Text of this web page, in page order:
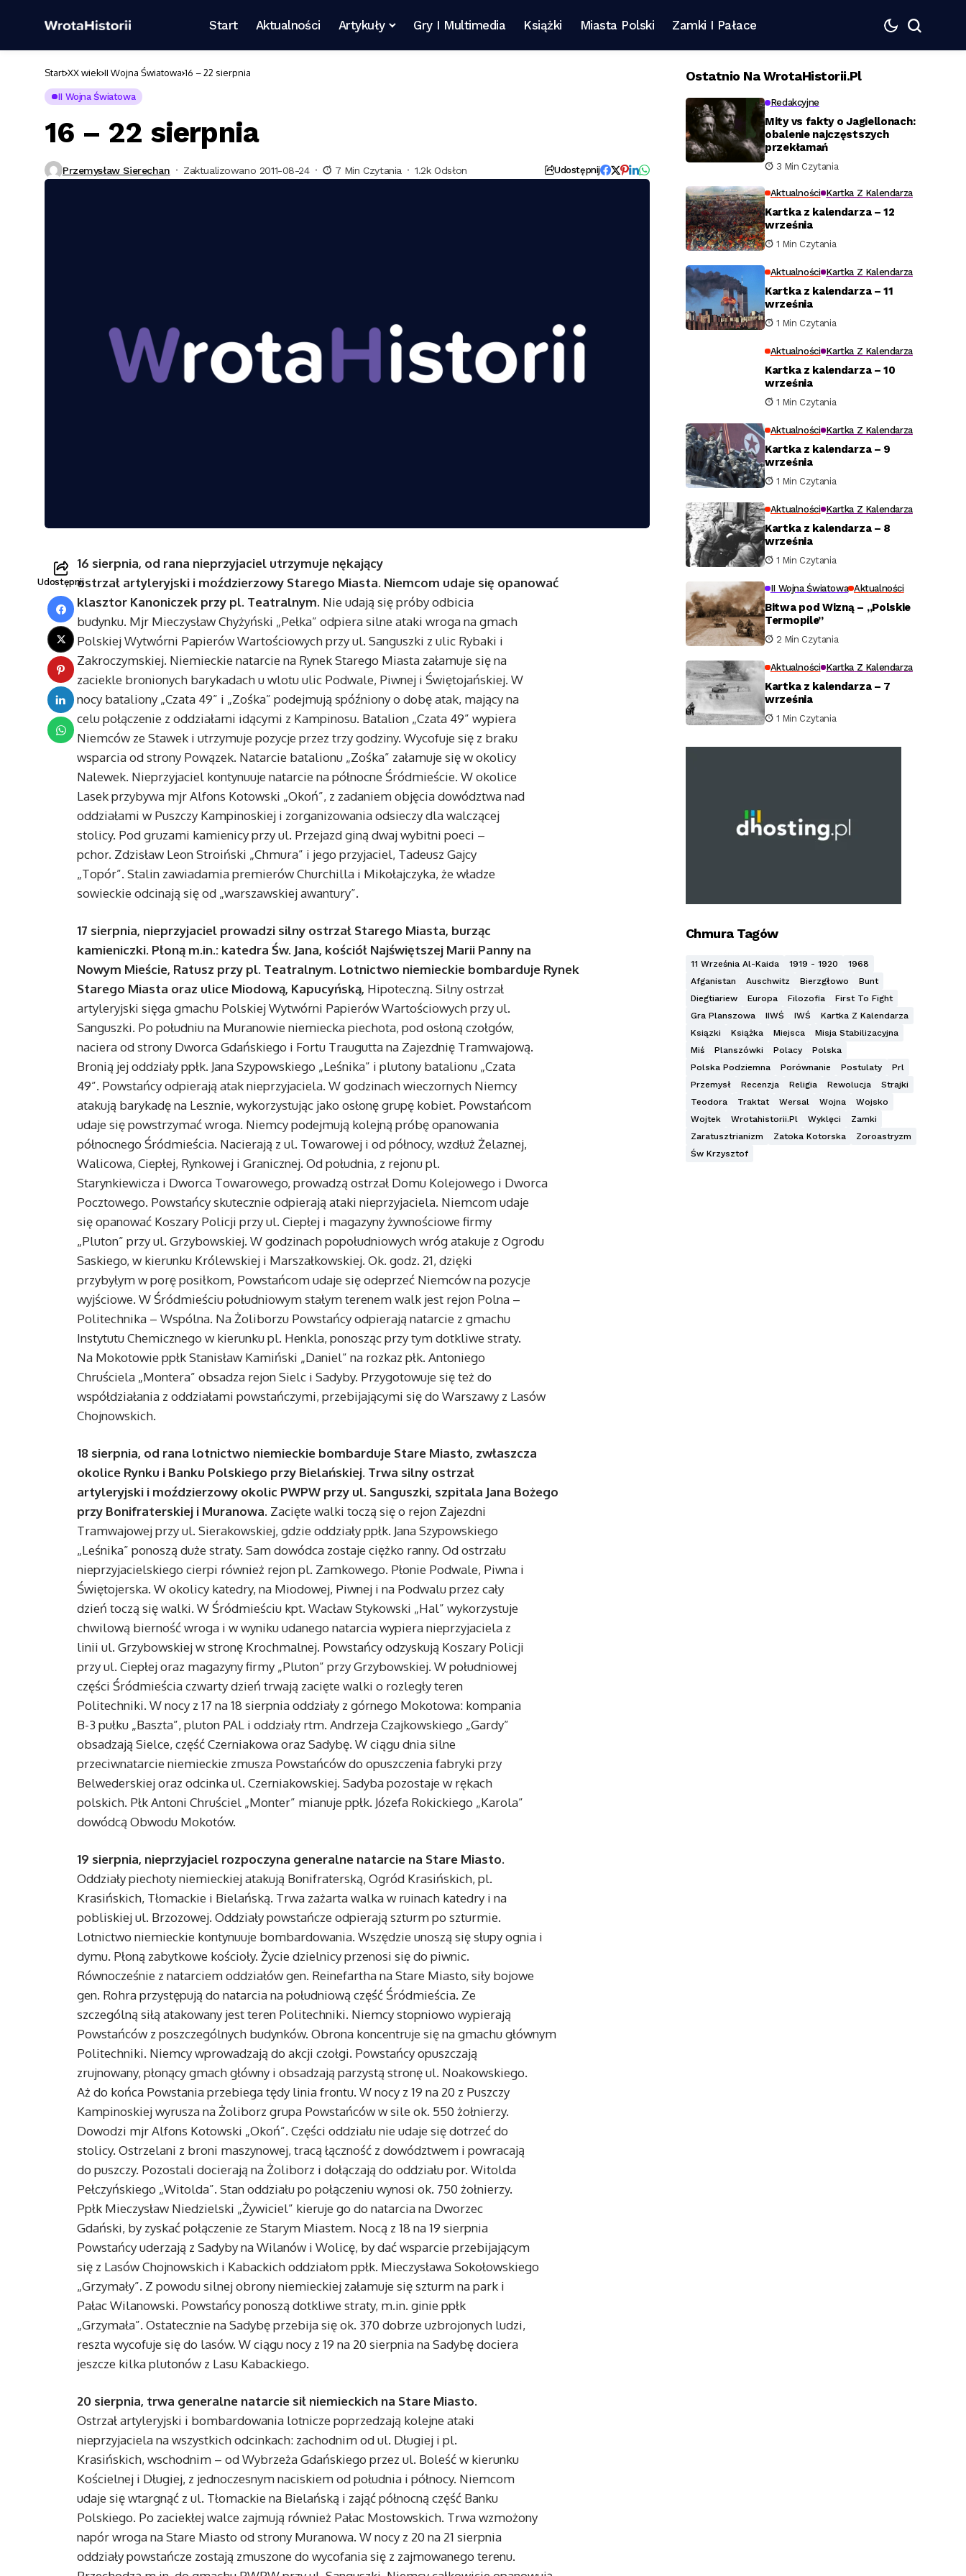
Start Aktualności Artykuły Gry I Multimedia Książki Miasta Polski Zamki I Pałace
Start XX wiek II Wojna Światowa 16 – 22 sierpnia
II Wojna Światowa
16 – 22 sierpnia
Przemysław Sierechan Zaktualizowano 2011-08-24 7 Min Czytania 1.2k Odsłon Udostępnij
Udostępnij
16 sierpnia, od rana nieprzyjaciel utrzymuje nękający
ostrzał artyleryjski i moździerzowy Starego Miasta. Niemcom udaje się opanować
klasztor Kanoniczek przy pl. Teatralnym. Nie udają się próby odbicia
budynku. Mjr Mieczysław Chyżyński „Pełka” odpiera silne ataki wroga na gmach
Polskiej Wytwórni Papierów Wartościowych przy ul. Sanguszki z ulic Rybaki i
Zakroczymskiej. Niemieckie natarcie na Rynek Starego Miasta załamuje się na
zaciekle bronionych barykadach u wlotu ulic Podwale, Piwnej i Świętojańskiej. W
nocy bataliony „Czata 49” i „Zośka” podejmują spóźniony o dobę atak, mający na
celu połączenie z oddziałami idącymi z Kampinosu. Batalion „Czata 49” wypiera
Niemców ze Stawek i utrzymuje pozycje przez trzy godziny. Wycofuje się z braku
wsparcia od strony Powązek. Natarcie batalionu „Zośka” załamuje się w okolicy
Nalewek. Nieprzyjaciel kontynuuje natarcie na północne Śródmieście. W okolice
Lasek przybywa mjr Alfons Kotowski „Okoń”, z zadaniem objęcia dowództwa nad
oddziałami w Puszczy Kampinoskiej i zorganizowania odsieczy dla walczącej
stolicy. Pod gruzami kamienicy przy ul. Przejazd giną dwaj wybitni poeci –
pchor. Zdzisław Leon Stroiński „Chmura” i jego przyjaciel, Tadeusz Gajcy
„Topór”. Stalin zawiadamia premierów Churchilla i Mikołajczyka, że władze
sowieckie odcinają się od „warszawskiej awantury”.
17 sierpnia, nieprzyjaciel prowadzi silny ostrzał Starego Miasta, burząc
kamieniczki. Płoną m.in.: katedra Św. Jana, kościół Najświętszej Marii Panny na
Nowym Mieście, Ratusz przy pl. Teatralnym. Lotnictwo niemieckie bombarduje Rynek
Starego Miasta oraz ulice Miodową, Kapucyńską, Hipoteczną. Silny ostrzał
artyleryjski sięga gmachu Polskiej Wytwórni Papierów Wartościowych przy ul.
Sanguszki. Po południu na Muranowie niemiecka piechota, pod osłoną czołgów,
naciera od strony Dworca Gdańskiego i Fortu Traugutta na Zajezdnię Tramwajową.
Bronią jej oddziały ppłk. Jana Szypowskiego „Leśnika” i plutony batalionu „Czata
49”. Powstańcy odpierają atak nieprzyjaciela. W godzinach wieczornych Niemcy
atakują barykadę na Lesznie, wykorzystując jako osłonę grupę kobiet. Powstańcom
udaje się powstrzymać wroga. Niemcy podejmują kolejną próbę opanowania
północnego Śródmieścia. Nacierają z ul. Towarowej i od północy, wzdłuż Żelaznej,
Walicowa, Ciepłej, Rynkowej i Granicznej. Od południa, z rejonu pl.
Starynkiewicza i Dworca Towarowego, prowadzą ostrzał Domu Kolejowego i Dworca
Pocztowego. Powstańcy skutecznie odpierają ataki nieprzyjaciela. Niemcom udaje
się opanować Koszary Policji przy ul. Ciepłej i magazyny żywnościowe firmy
„Pluton” przy ul. Grzybowskiej. W godzinach popołudniowych wróg atakuje z Ogrodu
Saskiego, w kierunku Królewskiej i Marszałkowskiej. Ok. godz. 21, dzięki
przybyłym w porę posiłkom, Powstańcom udaje się odeprzeć Niemców na pozycje
wyjściowe. W Śródmieściu południowym stałym terenem walk jest rejon Polna –
Politechnika – Wspólna. Na Żoliborzu Powstańcy odpierają natarcie z gmachu
Instytutu Chemicznego w kierunku pl. Henkla, ponosząc przy tym dotkliwe straty.
Na Mokotowie ppłk Stanisław Kamiński „Daniel” na rozkaz płk. Antoniego
Chruściela „Montera” obsadza rejon Sielc i Sadyby. Przygotowuje się też do
współdziałania z oddziałami powstańczymi, przebijającymi się do Warszawy z Lasów
Chojnowskich.
18 sierpnia, od rana lotnictwo niemieckie bombarduje Stare Miasto, zwłaszcza
okolice Rynku i Banku Polskiego przy Bielańskiej. Trwa silny ostrzał
artyleryjski i moździerzowy okolic PWPW przy ul. Sanguszki, szpitala Jana Bożego
przy Bonifraterskiej i Muranowa. Zacięte walki toczą się o rejon Zajezdni
Tramwajowej przy ul. Sierakowskiej, gdzie oddziały ppłk. Jana Szypowskiego
„Leśnika” ponoszą duże straty. Sam dowódca zostaje ciężko ranny. Od ostrzału
nieprzyjacielskiego cierpi również rejon pl. Zamkowego. Płonie Podwale, Piwna i
Świętojerska. W okolicy katedry, na Miodowej, Piwnej i na Podwalu przez cały
dzień toczą się walki. W Śródmieściu kpt. Wacław Stykowski „Hal” wykorzystuje
chwilową bierność wroga i w wyniku udanego natarcia wypiera nieprzyjaciela z
linii ul. Grzybowskiej w stronę Krochmalnej. Powstańcy odzyskują Koszary Policji
przy ul. Ciepłej oraz magazyny firmy „Pluton” przy Grzybowskiej. W południowej
części Śródmieścia czwarty dzień trwają zacięte walki o rozległy teren
Politechniki. W nocy z 17 na 18 sierpnia oddziały z górnego Mokotowa: kompania
B-3 pułku „Baszta”, pluton PAL i oddziały rtm. Andrzeja Czajkowskiego „Gardy”
obsadzają Sielce, część Czerniakowa oraz Sadybę. W ciągu dnia silne
przeciwnatarcie niemieckie zmusza Powstańców do opuszczenia fabryki przy
Belwederskiej oraz odcinka ul. Czerniakowskiej. Sadyba pozostaje w rękach
polskich. Płk Antoni Chruściel „Monter” mianuje ppłk. Józefa Rokickiego „Karola”
dowódcą Obwodu Mokotów.
19 sierpnia, nieprzyjaciel rozpoczyna generalne natarcie na Stare Miasto.
Oddziały piechoty niemieckiej atakują Bonifraterską, Ogród Krasińskich, pl.
Krasińskich, Tłomackie i Bielańską. Trwa zażarta walka w ruinach katedry i na
pobliskiej ul. Brzozowej. Oddziały powstańcze odpierają szturm po szturmie.
Lotnictwo niemieckie kontynuuje bombardowania. Wszędzie unoszą się słupy ognia i
dymu. Płoną zabytkowe kościoły. Życie dzielnicy przenosi się do piwnic.
Równocześnie z natarciem oddziałów gen. Reinefartha na Stare Miasto, siły bojowe
gen. Rohra przystępują do natarcia na południową część Śródmieścia. Ze
szczególną siłą atakowany jest teren Politechniki. Niemcy stopniowo wypierają
Powstańców z poszczególnych budynków. Obrona koncentruje się na gmachu głównym
Politechniki. Niemcy wprowadzają do akcji czołgi. Powstańcy opuszczają
zrujnowany, płonący gmach główny i obsadzają parzystą stronę ul. Noakowskiego.
Aż do końca Powstania przebiega tędy linia frontu. W nocy z 19 na 20 z Puszczy
Kampinoskiej wyrusza na Żoliborz grupa Powstańców w sile ok. 550 żołnierzy.
Dowodzi mjr Alfons Kotowski „Okoń”. Części oddziału nie udaje się dotrzeć do
stolicy. Ostrzelani z broni maszynowej, tracą łączność z dowództwem i powracają
do puszczy. Pozostali docierają na Żoliborz i dołączają do oddziału por. Witolda
Pełczyńskiego „Witolda”. Stan oddziału po połączeniu wynosi ok. 750 żołnierzy.
Ppłk Mieczysław Niedzielski „Żywiciel” kieruje go do natarcia na Dworzec
Gdański, by zyskać połączenie ze Starym Miastem. Nocą z 18 na 19 sierpnia
Powstańcy uderzają z Sadyby na Wilanów i Wolicę, by dać wsparcie przebijającym
się z Lasów Chojnowskich i Kabackich oddziałom ppłk. Mieczysława Sokołowskiego
„Grzymały”. Z powodu silnej obrony niemieckiej załamuje się szturm na park i
Pałac Wilanowski. Powstańcy ponoszą dotkliwe straty, m.in. ginie ppłk
„Grzymała”. Ostatecznie na Sadybę przebija się ok. 370 dobrze uzbrojonych ludzi,
reszta wycofuje się do lasów. W ciągu nocy z 19 na 20 sierpnia na Sadybę dociera
jeszcze kilka plutonów z Lasu Kabackiego.
20 sierpnia, trwa generalne natarcie sił niemieckich na Stare Miasto.
Ostrzał artyleryjski i bombardowania lotnicze poprzedzają kolejne ataki
nieprzyjaciela na wszystkich odcinkach: zachodnim od ul. Długiej i pl.
Krasińskich, wschodnim – od Wybrzeża Gdańskiego przez ul. Boleść w kierunku
Kościelnej i Długiej, z jednoczesnym naciskiem od południa i północy. Niemcom
udaje się wtargnąć z ul. Tłomackie na Bielańską i zająć północną część Banku
Polskiego. Po zaciekłej walce zajmują również Pałac Mostowskich. Trwa wzmożony
napór wroga na Stare Miasto od strony Muranowa. W nocy z 20 na 21 sierpnia
oddziały powstańcze zostają zmuszone do wycofania się z zajmowanego terenu.
Ostatnio Na WrotaHistorii.pl
Redakcyjne
Mity vs fakty o Jagiellonach:
obalenie najczęstszych
przekłamań
3 Min Czytania
Aktualności Kartka Z Kalendarza
Kartka z kalendarza – 12
września
1 Min Czytania
Aktualności Kartka Z Kalendarza
Kartka z kalendarza – 11
września
1 Min Czytania
Aktualności Kartka Z Kalendarza
Kartka z kalendarza – 10
września
1 Min Czytania
Aktualności Kartka Z Kalendarza
Kartka z kalendarza – 9
września
1 Min Czytania
Aktualności Kartka Z Kalendarza
Kartka z kalendarza – 8
września
1 Min Czytania
II Wojna Światowa Aktualności
Bitwa pod Wizną – „Polskie
Termopile”
2 Min Czytania
Aktualności Kartka Z Kalendarza
Kartka z kalendarza – 7
września
1 Min Czytania
Chmura Tagów
11 Września Al-Kaida 1919 - 1920
1968
Afganistan
Auschwitz Bierzgłowo
Bunt
Diegtiariew
Europa Filozofia
First To Fight
Gra Planszowa
IIWŚ IWŚ
Kartka Z Kalendarza
Ksiązki
Książka Miejsca
Misja Stabilizacyjna
Miś
Planszówki Polacy
Polska
Polska Podziemna
Porównanie Postulaty
Prl
Przemysł
Recenzja Religia Rewolucja
Strajki
Teodora
Traktat Wersal Wojna
Wojsko
Wojtek
Wrotahistorii.pl Wyklęci
Zamki
Zaratusztrianizm
Zatoka Kotorska
Zoroastryzm
Św Krzysztof